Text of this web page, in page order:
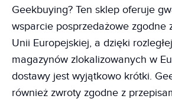
Geekbuying? Ten sklep oferuje
wsparcie posprzedażowe zgodne
Unii Europejskiej, a dzięki
magazynów zlokalizowanych w
dostawy jest wyjątkowo krótki.
również zwroty zgodne z